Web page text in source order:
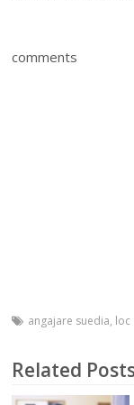
comments
angajare suedia, loc
Related